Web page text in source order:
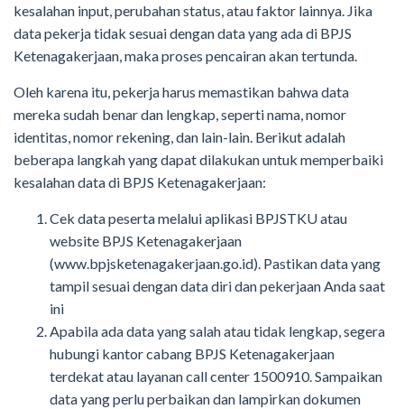
kesalahan input, perubahan status, atau faktor lainnya. Jika
data pekerja tidak sesuai dengan data yang ada di BPJS
Ketenagakerjaan, maka proses pencairan akan tertunda.
Oleh karena itu, pekerja harus memastikan bahwa data
mereka sudah benar dan lengkap, seperti nama, nomor
identitas, nomor rekening, dan lain-lain. Berikut adalah
beberapa langkah yang dapat dilakukan untuk memperbaiki
kesalahan data di BPJS Ketenagakerjaan:
Cek data peserta melalui aplikasi BPJSTKU atau
website BPJS Ketenagakerjaan
(www.bpjsketenagakerjaan.go.id). Pastikan data yang
tampil sesuai dengan data diri dan pekerjaan Anda saat
ini
Apabila ada data yang salah atau tidak lengkap, segera
hubungi kantor cabang BPJS Ketenagakerjaan
terdekat atau layanan call center 1500910. Sampaikan
data yang perlu perbaikan dan lampirkan dokumen